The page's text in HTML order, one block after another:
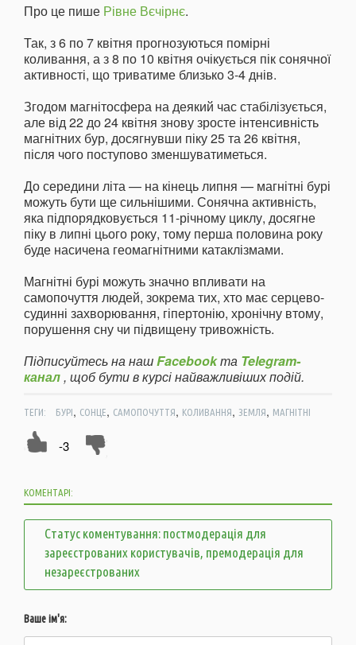
Про це пише Рівне Вєчірнє.
Так, з 6 по 7 квітня прогнозуються помірні
коливання, а з 8 по 10 квітня очікується пік сонячної
активності, що триватиме близько 3-4 днів.
Згодом магнітосфера на деякий час стабілізується,
але від 22 до 24 квітня знову зросте інтенсивність
магнітних бур, досягнувши піку 25 та 26 квітня,
після чого поступово зменшуватиметься.
До середини літа — на кінець липня — магнітні бурі
можуть бути ще сильнішими. Сонячна активність,
яка підпорядковується 11-річному циклу, досягне
піку в липні цього року, тому перша половина року
буде насичена геомагнітними катаклізмами.
Магнітні бурі можуть значно впливати на
самопочуття людей, зокрема тих, хто має серцево-
судинні захворювання, гіпертонію, хронічну втому,
порушення сну чи підвищену тривожність.
Підписуйтесь на нашFacebookта Telegram-
канал, щоб бути в курсі найважливіших подій.
ТЕГИ: БУРІ, СОНЦЕ, САМОПОЧУТТЯ, КОЛИВАННЯ, ЗЕМЛЯ, МАГНІТНІ
-3
КОМЕНТАРІ:
Статус коментування: постмодерація для
зареєстрованих користувачів, премодерація для
незареєстрованих
Ваше ім'я: